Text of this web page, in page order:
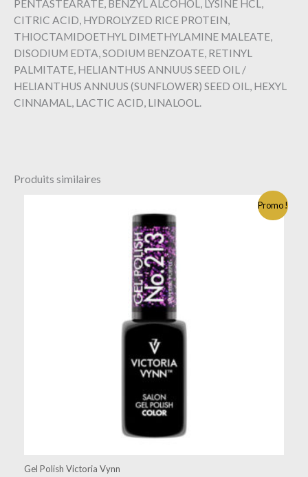
PENTASTEARATE, BENZYL ALCOHOL, LYSINE HCL,
CITRIC ACID, HYDROLYZED RICE PROTEIN,
THIOCTAMIDOETHYL DIMETHYLAMINE MALEATE,
DISODIUM EDTA, SODIUM BENZOATE, RETINYL
PALMITATE, HELIANTHUS ANNUUS SEED OIL /
HELIANTHUS ANNUUS (SUNFLOWER) SEED OIL, HEXYL
CINNAMAL, LACTIC ACID, LINALOOL.
Produits similaires
Promo !
Gel Polish Victoria Vynn